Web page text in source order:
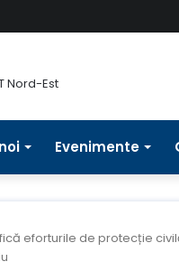
Evenimente
eforturile de protecție